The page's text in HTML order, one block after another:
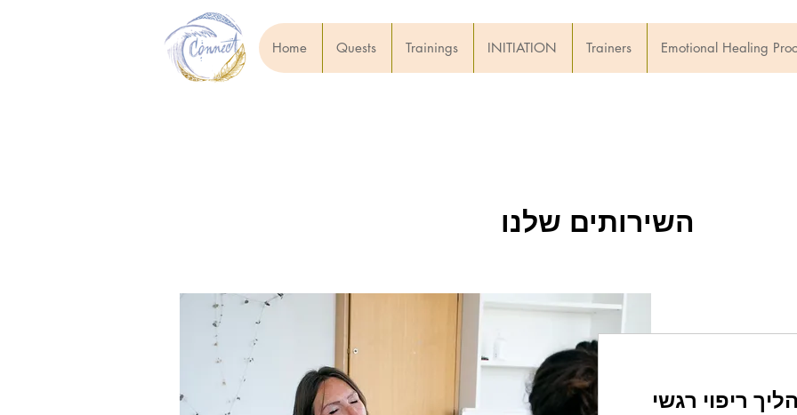
Home Quests Trainings INITIATION Trainers Emotional Healing
השירותים שלנו
ריפוי רגשי